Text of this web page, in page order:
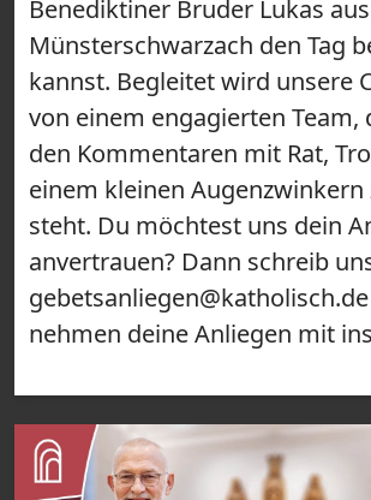
Benediktiner Bruder Lukas
Münsterschwarzach den Tag
kannst. Begleitet wird unsere
von einem engagierten Team,
den Kommentaren mit Rat,
einem kleinen Augenzwinkern
steht. Du möchtest uns dein
anvertrauen? Dann schreib
nehmen deine Anliegen mit